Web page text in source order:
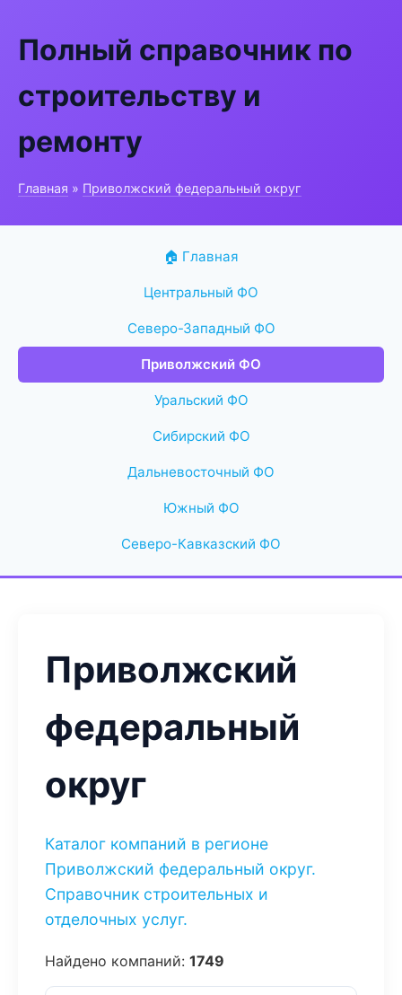
Полный справочник по
строительству и
ремонту
Главная » Приволжский федеральный округ
🏠 Главная
Центральный ФО
Северо-Западный ФО
Приволжский ФО
Уральский ФО
Сибирский ФО
Дальневосточный ФО
Южный ФО
Северо-Кавказский ФО
Приволжский
федеральный
округ
Каталог компаний в регионе
Приволжский федеральный округ.
Справочник строительных и
отделочных услуг.
Найдено компаний: 1749